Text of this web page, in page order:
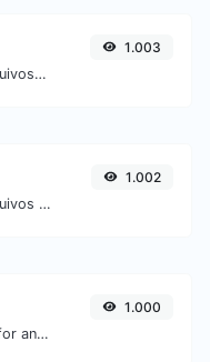
Converta facilmente arquivos de imagem ICO para JPG.
1.003
Converta facilmente arquivos de imagem ICO para GIF.
1.002
Generate an MD2 hash for any string input.
1.000